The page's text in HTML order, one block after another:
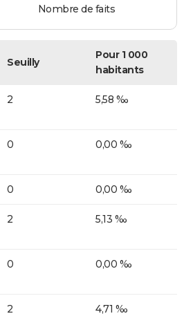
Nombre de faits
Seuilly
Pour 1 000
habitants
2 5,58 ‰
0 0,00 ‰
0 0,00 ‰
2 5,13 ‰
0 0,00 ‰
2 4,71 ‰